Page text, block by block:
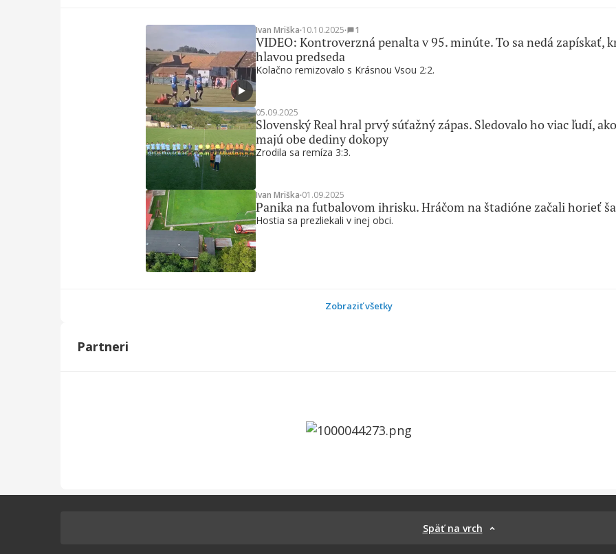
Kolačno remizovalo s Krásnou Vsou 2:2.
VIDEO: Kontroverzná penalta v 95. minúte. To sa nedá zapískať,
hlavou predseda
Ivan Mriška∙10.10.2025∙ 1
Zrodila sa remíza 3:3.
Slovenský Real hral prvý súťažný zápas. Sledovalo ho viac ľudí, ako
majú obe dediny dokopy
05.09.2025
Hostia sa prezliekali v inej obci.
Panika na futbalovom ihrisku. Hráčom na štadióne začali horieť
Ivan Mriška∙01.09.2025
Zobraziť všetky
Partneri
Späť na vrch